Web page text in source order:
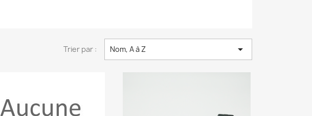
Trier par : Nom, A à Z 